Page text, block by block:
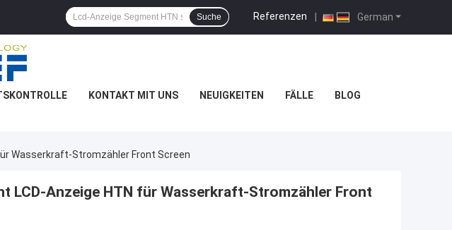
German
Referenzen |
Suche
KONTAKT MIT UNS NEUIGKEITEN FÄLLE BLOG
Wasserkraft-Stromzähler Front Screen
LCD-Anzeige HTN für Wasserkraft-Stromzähler Front